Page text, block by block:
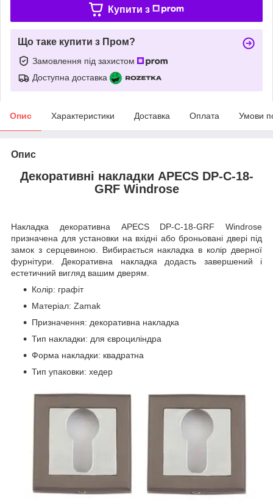
Купити з
Що таке купити з Пром?
Замовлення під захистом
Доступна доставка
Опис Характеристики Доставка Оплата Умови
Опис
Декоративні накладки APECS DP-C-18-
GRF Windrose
Накладка декоративна APECS DP-C-18-GRF Windrose
призначена для установки на вхідні або броньовані двері під
замок з серцевиною. Вибирається накладка в колір дверної
фурнітури. Декоративна накладка додасть завершений і
естетичний вигляд вашим дверям.
Колір: графіт
Матеріал: Zamak
Призначення: декоративна накладка
Тип накладки: для євроциліндра
Форма накладки: квадратна
Тип упаковки: хедер